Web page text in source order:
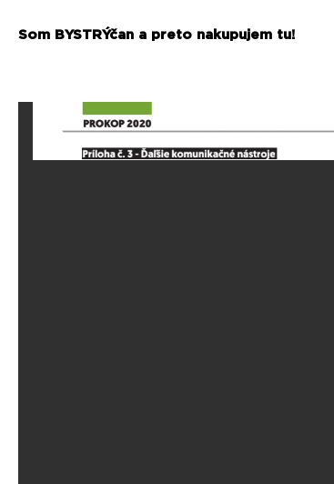
Som BYSTRÝčan a preto nakupujem tu!